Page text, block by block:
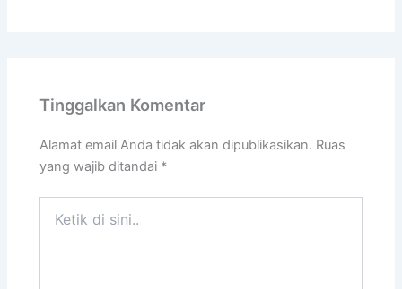
Tinggalkan Komentar
Alamat email Anda tidak akan dipublikasikan. Ruas
yang wajib ditandai *